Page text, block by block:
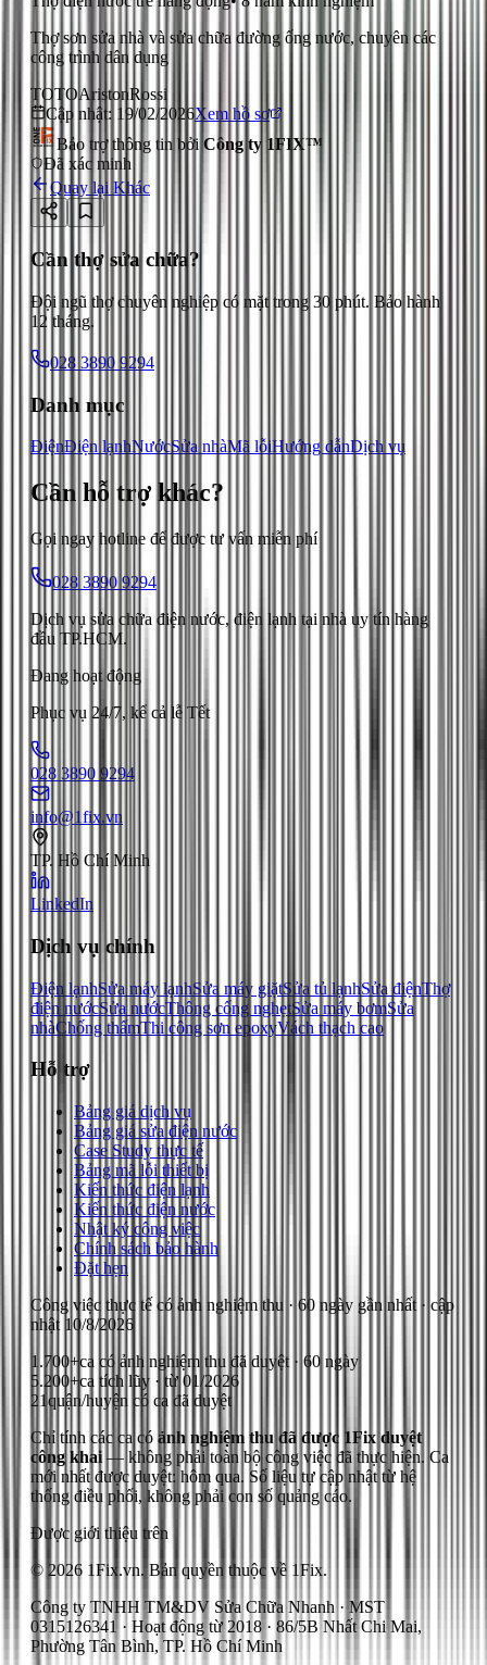
Thợ sơn sửa nhà và sửa chữa đường ống nước, chuyên các
công trình dân dụng
TOTOAristonRossi
Cập nhật: 19/02/2026Xem hồ sơ
Bảo trợ thông tin bởi Công ty 1FIX™
Đã xác minh
Quay lại Khác
Cần thợ sửa chữa?
Đội ngũ thợ chuyên nghiệp có mặt trong 30 phút. Bảo hành
12 tháng.
028 3890 9294
Danh mục
ĐiệnĐiện lạnhNướcSửa nhàMã lỗiHướng dẫnDịch vụ
Cần hỗ trợ khác?
Gọi ngay hotline để được tư vấn miễn phí
028 3890 9294
Dịch vụ sửa chữa điện nước, điện lạnh tại nhà uy tín hàng
đầu TP.HCM.
Đang hoạt động
Phục vụ 24/7, kể cả lễ Tết
028 3890 9294
info@1fix.vn
TP. Hồ Chí Minh
LinkedIn
Dịch vụ chính
Điện lạnhSửa máy lạnhSửa máy giặtSửa tủ lạnhSửa điệnThợ
điện nướcSửa nướcThông cống nghẹtSửa máy bơmSửa
nhàChống thấmThi công sơn epoxyVách thạch cao
Hỗ trợ
Bảng giá dịch vụ
Bảng giá sửa điện nước
Case Study thực tế
Bảng mã lỗi thiết bị
Kiến thức điện lạnh
Kiến thức điện nước
Nhật ký công việc
Chính sách bảo hành
Đặt hẹn
Công việc thực tế có ảnh nghiệm thu · 60 ngày gần nhất · cập
nhật 10/8/2026
1.700+ca có ảnh nghiệm thu đã duyệt · 60 ngày
5.200+ca tích lũy · từ 01/2026
21quận/huyện có ca đã duyệt
Chỉ tính các ca có ảnh nghiệm thu đã được 1Fix duyệt
công khai — không phải toàn bộ công việc đã thực hiện. Ca
mới nhất được duyệt: hôm qua. Số liệu tự cập nhật từ hệ
thống điều phối, không phải con số quảng cáo.
Được giới thiệu trên
© 2026 1Fix.vn. Bản quyền thuộc về 1Fix.
Công ty TNHH TM&DV Sửa Chữa Nhanh · MST
0315126341 · Hoạt động từ 2018 · 86/5B Nhất Chi Mai,
Phường Tân Bình, TP. Hồ Chí Minh